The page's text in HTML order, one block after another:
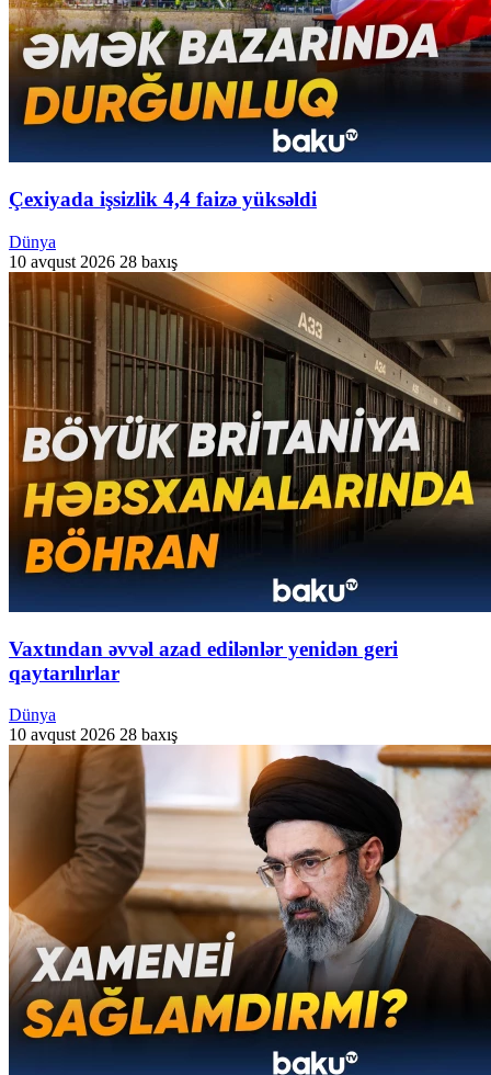
Çexiyada işsizlik 4,4 faizə yüksəldi
Dünya
10 avqust 2026 28 baxış
Vaxtından əvvəl azad edilənlər yenidən geri
qaytarılırlar
Dünya
10 avqust 2026 28 baxış